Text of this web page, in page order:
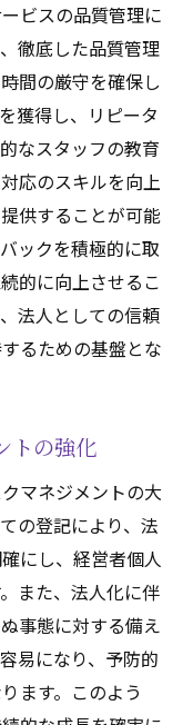
ビスの品質管理に
徹底した品質管理
間の厳守を確保し
獲得し、リピータ
なスタッフの教育
応のスキルを向上
供することが可能
ックを積極的に取
的に向上させるこ
法人としての信頼
るための基盤とな
トの強化
マネジメントの大
の登記により、法
にし、経営者個人
また、法人化に伴
事態に対する備え
易になり、予防的
ます。このよう